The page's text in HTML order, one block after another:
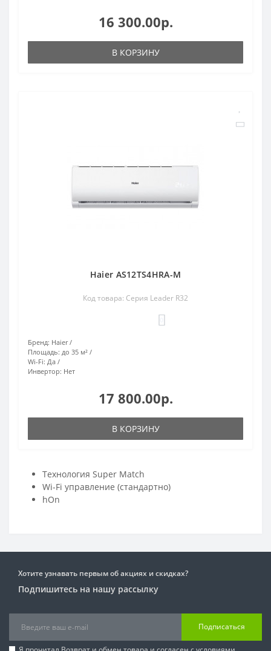
16 300.00р.
В КОРЗИНУ
Haier AS12TS4HRA-M
Код товара: Серия Leader R32
Бренд: Haier
Площадь: до 35 м²
Wi-Fi: Да
Инвертор: Нет
17 800.00р.
В КОРЗИНУ
Технология Super Match
Wi-Fi управление (стандартно)
hOn
Хотите узнавать первым об акциях и скидках?
Подпишитесь на нашу рассылку
Подписаться